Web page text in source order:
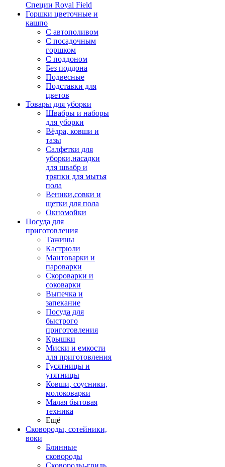
Специи Royal Field
Горшки цветочные и
кашпо
С автополивом
С посадочным
горшком
С поддоном
Без поддона
Подвесные
Подставки для
цветов
Товары для уборки
Швабры и наборы
для уборки
Вёдра, ковши и
тазы
Салфетки для
уборки,насадки
для швабр и
тряпки для мытья
пола
Веники,совки и
щетки для пола
Окномойки
Посуда для
приготовления
Тажины
Кастрюли
Мантоварки и
пароварки
Скороварки и
соковарки
Выпечка и
запекание
Посуда для
быстрого
приготовления
Крышки
Миски и емкости
для приготовления
Гусятницы и
утятницы
Ковши, соусники,
молоковарки
Малая бытовая
техника
Ещё
Сковороды, сотейники,
воки
Блинные
сковороды
Сковороды-гриль